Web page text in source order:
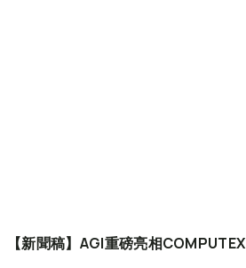
【新聞稿】AGI重磅亮相COMPUTEX